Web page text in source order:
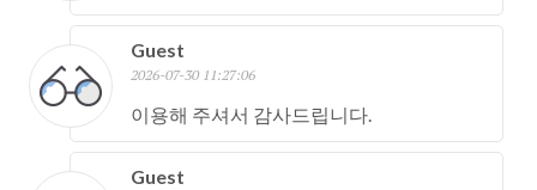
Guest
2026-07-30 11:27:06
이용해 주셔서 감사드립니다.
Guest